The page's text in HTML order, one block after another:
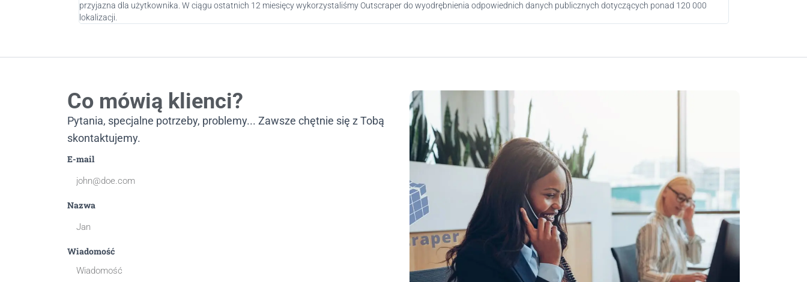
przyjazna dla użytkownika. W ciągu ostatnich 12 miesięcy wykorzystaliśmy Outscraper do wyodrębnienia odpowiednich danych publicznych dotyczących ponad 120 000
lokalizacji.
Co mówią klienci?
Pytania, specjalne potrzeby, problemy... Zawsze chętnie się z Tobą
skontaktujemy.
E-mail
Nazwa
Wiadomość